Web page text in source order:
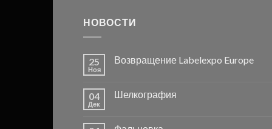
НОВОСТИ
25
Ноя
Возвращение Labelexpo Europe
04
Дек
Шелкография